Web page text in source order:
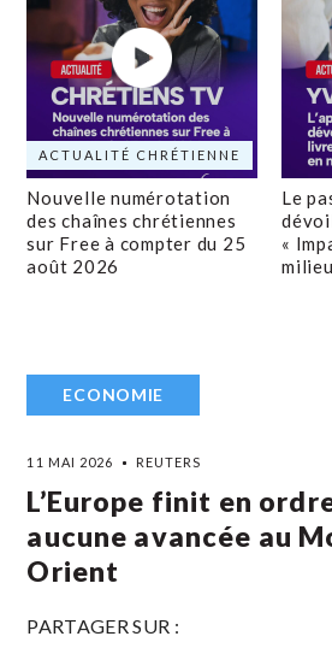
ACTUALITÉ CHRÉTIENNE
Nouvelle numérotation
des chaînes chrétiennes
sur Free à compter du 25
août 2026
Le
«
ECONOMIE
11 MAI 2026 REUTERS
L’Europe finit en
aucune avancée au
Orient
PARTAGER SUR :